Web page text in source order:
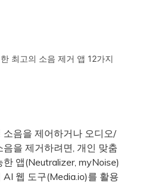
최고의 소음 제거 앱 12가지
소음을 제어하거나 오디오/
을 제거하려면, 개인 맞춤
앱(Neutralizer, myNoise)
웹 도구(Media.io)를 활용